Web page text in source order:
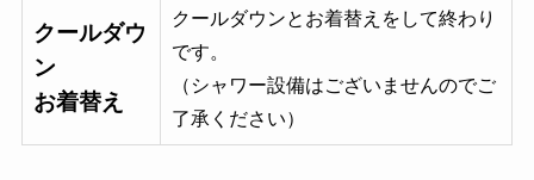
クールダウ
ン
お着替え
クールダウンとお着替えをして終わり
です。
（シャワー設備はございませんのでご
了承ください）